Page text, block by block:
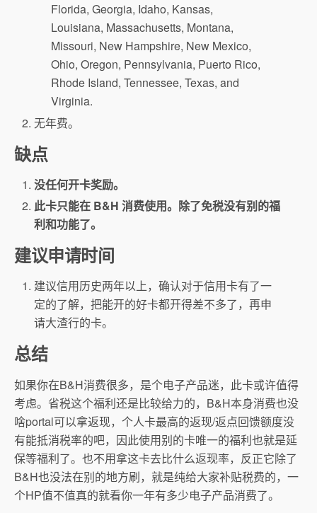
Florida, Georgia, Idaho, Kansas,
Louisiana, Massachusetts, Montana,
Missouri, New Hampshire, New Mexico,
Ohio, Oregon, Pennsylvania, Puerto Rico,
Rhode Island, Tennessee, Texas, and
Virginia.
无年费。
缺点
没任何开卡奖励。
此卡只能在 B&H 消费使用。除了免税没有别的福
利和功能了。
建议申请时间
建议信用历史两年以上，确认对于信用卡有了一
定的了解，把能开的好卡都开得差不多了，再申
请大渣行的卡。
总结
如果你在B&H消费很多，是个电子产品迷，此卡或许值得
考虑。省税这个福利还是比较给力的，B&H本身消费也没
啥portal可以拿返现，个人卡最高的返现/返点回馈额度没
有能抵消税率的吧，因此使用别的卡唯一的福利也就是延
保等福利了。也不用拿这卡去比什么返现率，反正它除了
B&H也没法在别的地方刷，就是纯给大家补贴税费的，一
个HP值不值真的就看你一年有多少电子产品消费了。